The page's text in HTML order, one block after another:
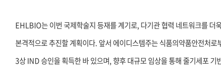
EHLBIO는 이번 국제학술지 등재를 계기로, 다기관 협력 네트워크를 더
본격적으로 추진할 계획이다. 앞서 에이디스템주는 식품의약품안전처로
3상 IND 승인을 획득한 바 있으며, 향후 대규모 임상을 통해 줄기세포 기